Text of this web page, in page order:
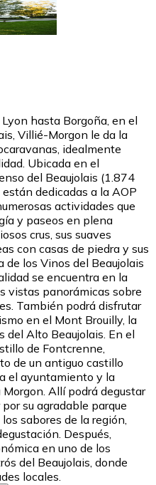
hasta Borgoña, en el
Villié-Morgon le da la
idealmente
Ubicada en el
del Beaujolais (1.874
dedicadas a la AOP
actividades que
y paseos en plena
crus, sus suaves
con casas de piedra y sus
de los Vinos del Beaujolais
se encuentra en la
vistas panorámicas sobre
También podrá disfrutar
en el Mont Brouilly, la
del Alto Beaujolais. En el
de Fontcrenne,
de un antiguo castillo
el ayuntamiento y la
Allí podrá degustar
su agradable parque
sabores de la región,
Después,
en uno de los
del Beaujolais, donde
locales.